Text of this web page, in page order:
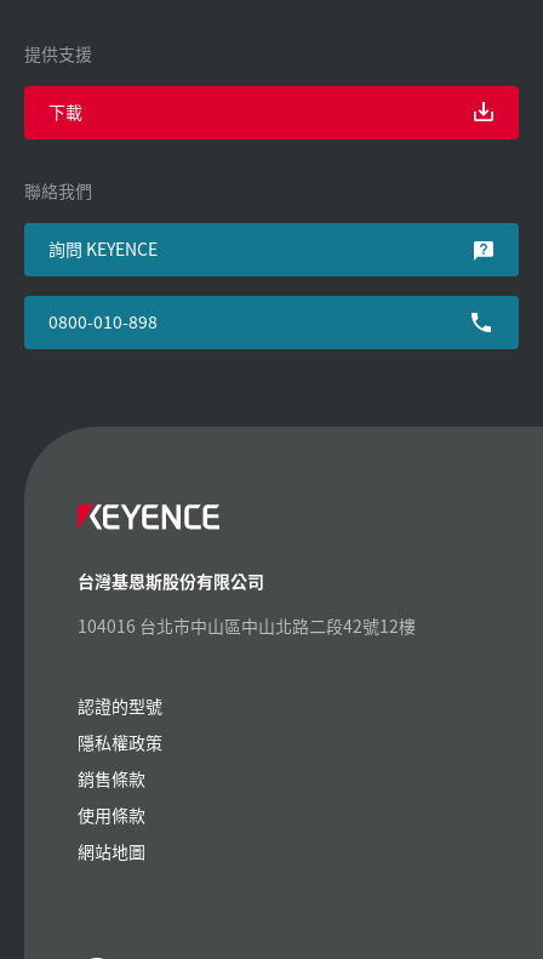
提供支援
下載
聯絡我們
詢問 KEYENCE
0800-010-898
台灣基恩斯股份有限公司
104016 台北市中山區中山北路二段42號12樓
認證的型號
隱私權政策
銷售條款
使用條款
網站地圖